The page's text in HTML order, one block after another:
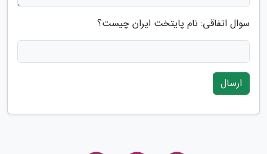
سوال اتفاقی: نام پایتخت ایران چیست؟
ارسال